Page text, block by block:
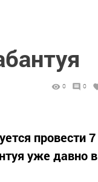
0 0
провести 7
уже давно в